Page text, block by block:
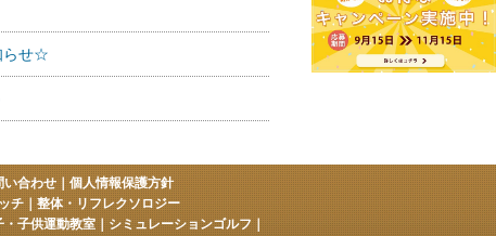
らせ☆
い合わせ｜個人情報保護方針
チ｜整体・リフレクソロジー
・子供運動教室｜シミュレーションゴルフ｜